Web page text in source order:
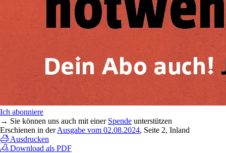
Ich abonniere
→ Sie können uns auch mit einer Spende unterstützen
Erschienen in derAusgabe vom 02.08.2024, Seite 2, Inland
Ausdrucken
Download als PDF